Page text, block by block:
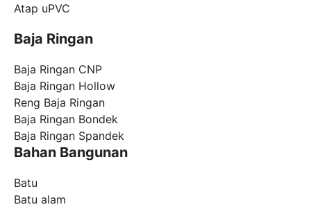
Atap uPVC
Baja Ringan
Baja Ringan CNP
Baja Ringan Hollow
Reng Baja Ringan
Baja Ringan Bondek
Baja Ringan Spandek
Bahan Bangunan
Batu
Batu alam